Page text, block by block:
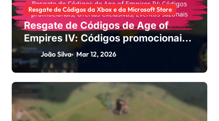
Resgate de Códigos da Xbox e da Microsoft Store
Resgate de Códigos de Age of
Empires IV: Códigos promocionais,
Ofertas exclusivas, Eventos
sazonais
João Silva Mar 12, 2026